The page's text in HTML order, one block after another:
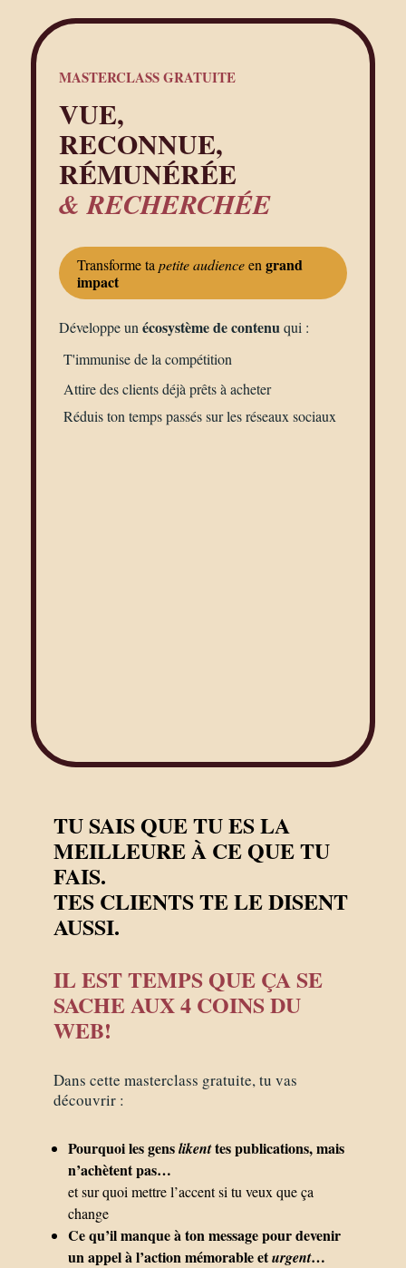
MASTERCLASS GRATUITE
VUE,
RECONNUE,
RÉMUNÉRÉE
& RECHERCHÉE
Transforme ta petite audienceen grand
impact
Développe un écosystème de contenu qui :
T'immunise de la compétition
Attire des clients déjà prêts à acheter
Réduis ton temps passés sur les réseaux sociaux
TU SAIS QUE TU ES LA
MEILLEURE À CE QUE TU
FAIS.
TES CLIENTS TE LE DISENT
AUSSI.
IL EST TEMPS QUE ÇA SE
SACHE AUX 4 COINS DU
WEB!
Dans cette masterclass gratuite, tu vas
découvrir :
Pourquoi les genslikenttes publications, mais
n’achètent pas…
et sur quoi mettre l’accent si tu veux que ça
change
Ce qu’il manque à ton message pour devenir
un appel à l’action mémorable eturgent…